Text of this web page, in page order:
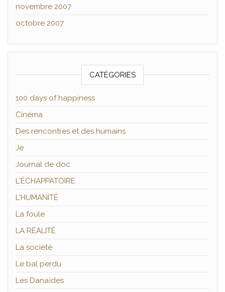
novembre 2007
octobre 2007
CATÉGORIES
100 days of happiness
Cinéma
Des rencontres et des humains
Je
Journal de doc
L'ÉCHAPPATOIRE
L'HUMANITÉ
La foule
LA RÉALITÉ
La société
Le bal perdu
Les Danaïdes